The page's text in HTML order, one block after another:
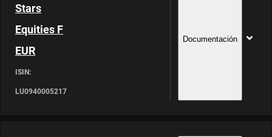
Stars
Equities F
EUR
ISIN:
LU0940005217
Documentación